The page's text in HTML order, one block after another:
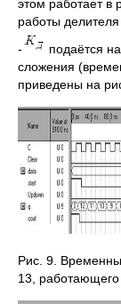
этом работает
работы
-
подаётся
сложения
приведены на
Рис. 9.
13, работающего